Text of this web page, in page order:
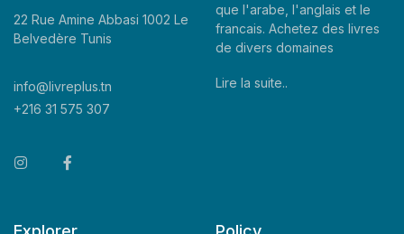
22 Rue Amine Abbasi 1002 Le
Belvedère Tunis
info@livreplus.tn
+216 31 575 307
que l'arabe, l'anglais et le
francais. Achetez des livres
de divers domaines
Lire la suite..